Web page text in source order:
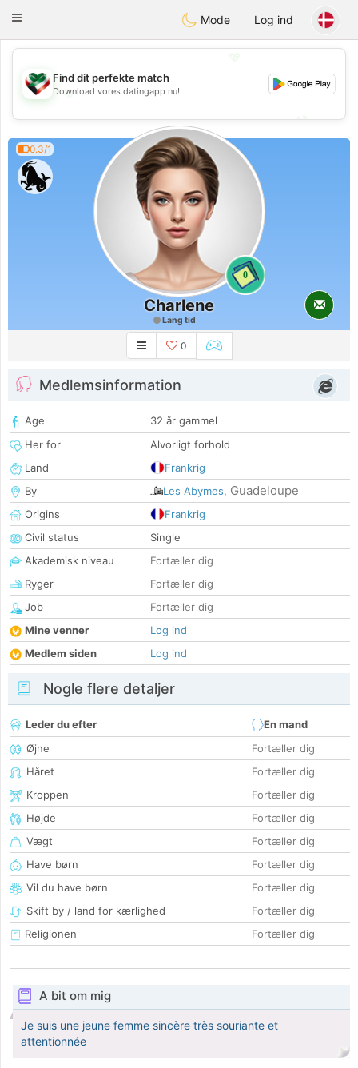
Kuwait Chat
Toggle
Mode Log ind
💖
💕
💕
Find dit perfekte match
Download vores datingapp nu!
0.3/1
0
Charlene
Lang tid
0
Medlemsinformation
Age
32 år gammel
Her for
Alvorligt forhold
Land
Frankrig
By
Les Abymes, Guadeloupe
Origins
Frankrig
Civil status
Single
Akademisk niveau
Fortæller dig
Ryger
Fortæller dig
Job
Fortæller dig
Mine venner
Log ind
Medlem siden
Log ind
Nogle flere detaljer
Leder du efter
En mand
Øjne
Fortæller dig
Håret
Fortæller dig
Kroppen
Fortæller dig
Højde
Fortæller dig
Vægt
Fortæller dig
Have børn
Fortæller dig
Vil du have børn
Fortæller dig
Skift by / land for kærlighed
Fortæller dig
Religionen
Fortæller dig
A bit om mig
Je suis une jeune femme sincère très souriante et
attentionnée